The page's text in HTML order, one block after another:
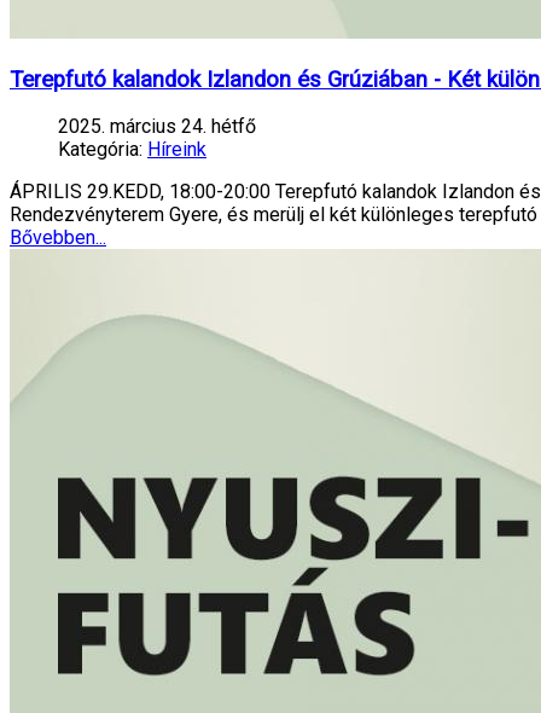
Terepfutó kalandok Izlandon és Grúziában - Két
2025. március 24. hétfő
Kategória: Híreink
ÁPRILIS 29.KEDD, 18:00-20:00 Terepfutó kalandok Izlandon
Rendezvényterem Gyere, és merülj el két különleges
Bővebben...